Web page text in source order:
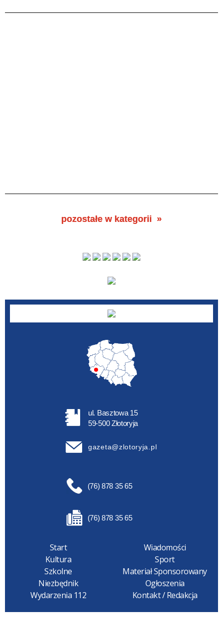
pozostałe w kategorii
ul. Basztowa 15
59-500 Złotoryja
gazeta@zlotoryja.pl
(76) 878 35 65
(76) 878 35 65
Start
Wiadomości
Kultura
Sport
Szkolne
Materiał Sponsorowany
Niezbędnik
Ogłoszenia
Wydarzenia 112
Kontakt / Redakcja